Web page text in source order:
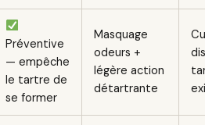
Préventive
— empêche
le tartre de
se former
Masquage
odeurs +
légère action
détartrante